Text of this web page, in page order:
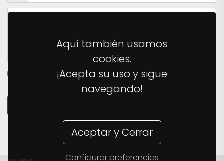
Aquí también usamos
cookies.
¡Acepta su uso y sigue
navegando!
Aceptar y Cerrar
Configurar preferencias
HE LEÍDO Y ACEPTO LA POLÍTICA DE PRIVACIDAD